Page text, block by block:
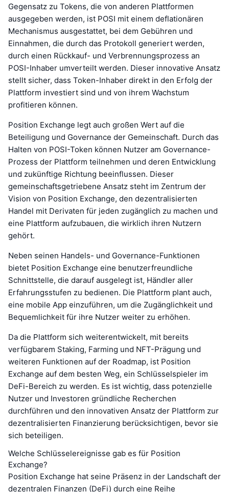
Gegensatz zu Tokens, die von anderen Plattformen
ausgegeben werden, ist POSI mit einem deflationären
Mechanismus ausgestattet, bei dem Gebühren und
Einnahmen, die durch das Protokoll generiert werden,
durch einen Rückkauf- und Verbrennungsprozess an
POSI-Inhaber umverteilt werden. Dieser innovative Ansatz
stellt sicher, dass Token-Inhaber direkt in den Erfolg der
Plattform investiert sind und von ihrem Wachstum
profitieren können.
Position Exchange legt auch großen Wert auf die
Beteiligung und Governance der Gemeinschaft. Durch das
Halten von POSI-Token können Nutzer am Governance-
Prozess der Plattform teilnehmen und deren Entwicklung
und zukünftige Richtung beeinflussen. Dieser
gemeinschaftsgetriebene Ansatz steht im Zentrum der
Vision von Position Exchange, den dezentralisierten
Handel mit Derivaten für jeden zugänglich zu machen und
eine Plattform aufzubauen, die wirklich ihren Nutzern
gehört.
Neben seinen Handels- und Governance-Funktionen
bietet Position Exchange eine benutzerfreundliche
Schnittstelle, die darauf ausgelegt ist, Händler aller
Erfahrungsstufen zu bedienen. Die Plattform plant auch,
eine mobile App einzuführen, um die Zugänglichkeit und
Bequemlichkeit für ihre Nutzer weiter zu erhöhen.
Da die Plattform sich weiterentwickelt, mit bereits
verfügbarem Staking, Farming und NFT-Prägung und
weiteren Funktionen auf der Roadmap, ist Position
Exchange auf dem besten Weg, ein Schlüsselspieler im
DeFi-Bereich zu werden. Es ist wichtig, dass potenzielle
Nutzer und Investoren gründliche Recherchen
durchführen und den innovativen Ansatz der Plattform zur
dezentralisierten Finanzierung berücksichtigen, bevor sie
sich beteiligen.
Welche Schlüsselereignisse gab es für Position
Exchange?
Position Exchange hat seine Präsenz in der Landschaft der
dezentralen Finanzen (DeFi) durch eine Reihe